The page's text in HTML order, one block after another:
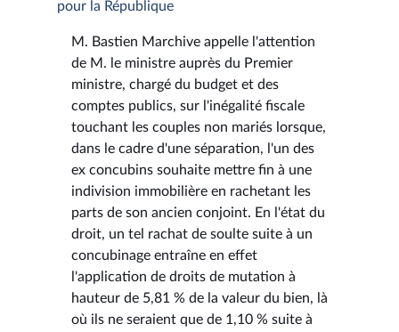
pour la République
M. Bastien Marchive appelle l'attention
de M. le ministre auprès du Premier
ministre, chargé du budget et des
comptes publics, sur l'inégalité fiscale
touchant les couples non mariés lorsque,
dans le cadre d'une séparation, l'un des
ex concubins souhaite mettre fin à une
indivision immobilière en rachetant les
parts de son ancien conjoint. En l'état du
droit, un tel rachat de soulte suite à un
concubinage entraîne en effet
l'application de droits de mutation à
hauteur de 5,81 % de la valeur du bien, là
où ils ne seraient que de 1,10 % suite à